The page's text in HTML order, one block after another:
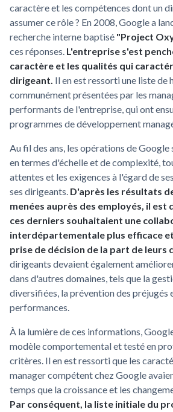
caractère et les compétences dont un
assumer ce rôle ? En 2008, Google a
recherche interne baptisé "Project
ces réponses. L'entreprise s'est
caractère et les qualités qui
dirigeant. Il en est ressorti une liste
communément présentées par les
performants de l'entreprise, qui ont
programmes de développement
Au fil des ans, les opérations de Google
en termes d'échelle et de complexité,
attentes et les exigences à l'égard de
ses dirigeants. D'après les résultats
menées auprès des employés, il est
ces derniers souhaitaient une
interdépartementale plus efficace
prise de décision de la part de leurs
dirigeants devaient également
dans d'autres domaines, tels que la
diversifiées, la prévention des préjugés
performances.
À la lumière de ces informations,
modèle comportemental et testé en
critères. Il en est ressorti que les
manager compétent chez Google
temps que la croissance et les
Par conséquent, la liste initiale du